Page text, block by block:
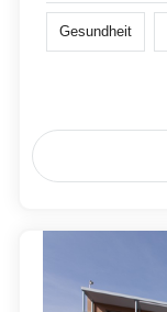
Gesundheit